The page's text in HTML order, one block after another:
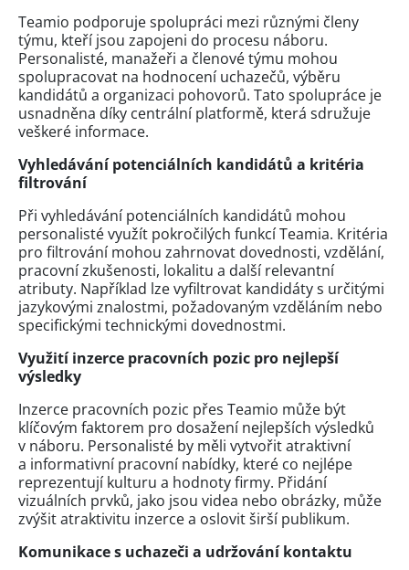
Teamio podporuje spolupráci mezi různými členy
týmu, kteří jsou zapojeni do procesu náboru.
Personalisté, manažeři a členové týmu mohou
spolupracovat na hodnocení uchazečů, výběru
kandidátů a organizaci pohovorů. Tato spolupráce je
usnadněna díky centrální platformě, která sdružuje
veškeré informace.
Vyhledávání potenciálních kandidátů a kritéria
filtrování
Při vyhledávání potenciálních kandidátů mohou
personalisté využít pokročilých funkcí Teamia. Kritéria
pro filtrování mohou zahrnovat dovednosti, vzdělání,
pracovní zkušenosti, lokalitu a další relevantní
atributy. Například lze vyfiltrovat kandidáty s určitými
jazykovými znalostmi, požadovaným vzděláním nebo
specifickými technickými dovednostmi.
Využití inzerce pracovních pozic pro nejlepší
výsledky
Inzerce pracovních pozic přes Teamio může být
klíčovým faktorem pro dosažení nejlepších výsledků
v náboru. Personalisté by měli vytvořit atraktivní
a informativní pracovní nabídky, které co nejlépe
reprezentují kulturu a hodnoty firmy. Přidání
vizuálních prvků, jako jsou videa nebo obrázky, může
zvýšit atraktivitu inzerce a oslovit širší publikum.
Komunikace s uchazeči a udržování kontaktu